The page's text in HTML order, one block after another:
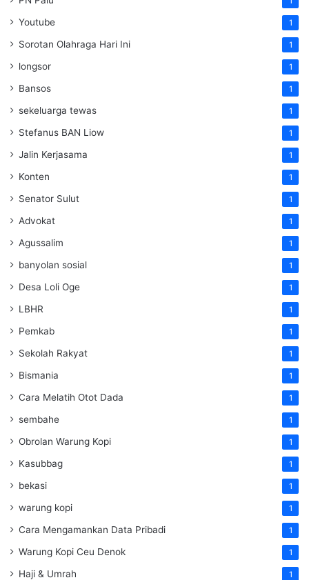
Youtube 1
Sorotan Olahraga Hari Ini 1
longsor 1
Bansos 1
sekeluarga tewas 1
Stefanus BAN Liow 1
Jalin Kerjasama 1
Konten 1
Senator Sulut 1
Advokat 1
Agussalim 1
banyolan sosial 1
Desa Loli Oge 1
LBHR 1
Pemkab 1
Sekolah Rakyat 1
Bismania 1
Cara Melatih Otot Dada 1
sembahe 1
Obrolan Warung Kopi 1
Kasubbag 1
bekasi 1
warung kopi 1
Cara Mengamankan Data Pribadi 1
Warung Kopi Ceu Denok 1
Haji & Umrah 1